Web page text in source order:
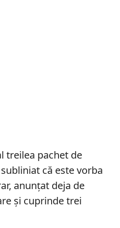
treilea pachet de
că este vorba
anunțat deja de
și cuprinde trei